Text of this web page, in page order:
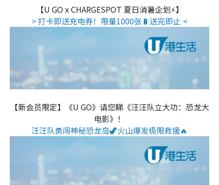
【U GO x CHARGESPOT 夏日消暑企划⚡】
> 打卡即送充电券！限量1000张🔋送完即止 <
【新会员限定】《U GO》请您睇《汪汪队立大功：恐龙大
电影》！
汪汪队勇闯神秘恐龙岛🦖火山爆发极限救援🔥